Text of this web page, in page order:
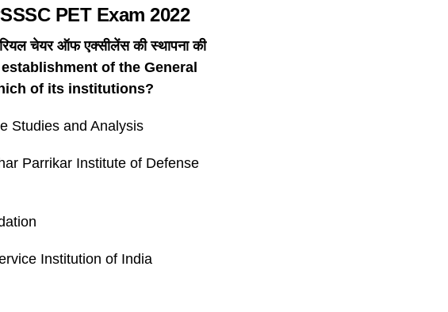
PET Exam 2022
चेयर ऑफ एक्सीलेंस की स्थापना की
of the General
of its institutions?
Studies and Analysis
Parrikar Institute of Defense
Institution of India